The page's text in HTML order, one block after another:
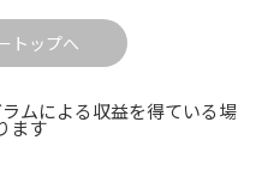
トップへ
ムによる収益を得ている場
ます